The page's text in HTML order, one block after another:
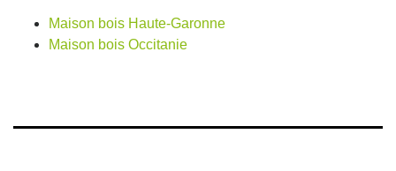
Maison bois Haute-Garonne
Maison bois Occitanie